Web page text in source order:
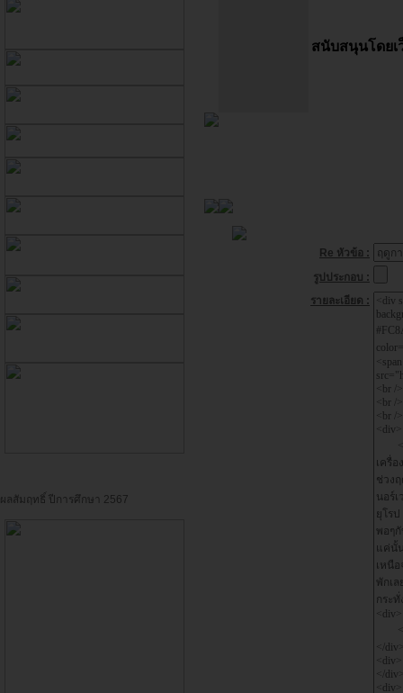
ผลสัมฤทธิ์ ปีการศึกษา 2567
สนับสนุนโดย
Re หัวข้อ :
รูปประกอบ :
รายละเอียด :